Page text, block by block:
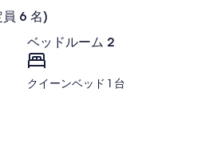
員 6 名)
ベッドルーム 2
クイーンベッド 1 台